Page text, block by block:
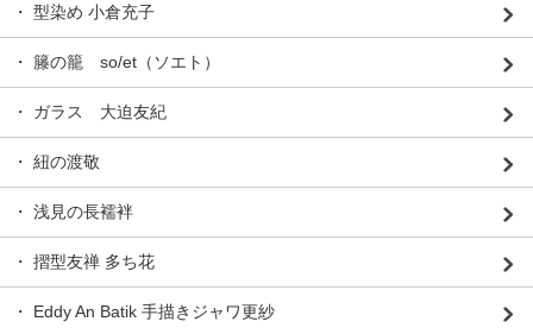
・ 型染め 小倉充子
・ 籐の籠 so/et（ソエト）
・ ガラス 大迫友紀
・ 紐の渡敬
・ 浅見の長襦袢
・ 摺型友禅 多ち花
・ Eddy An Batik 手描きジャワ更紗